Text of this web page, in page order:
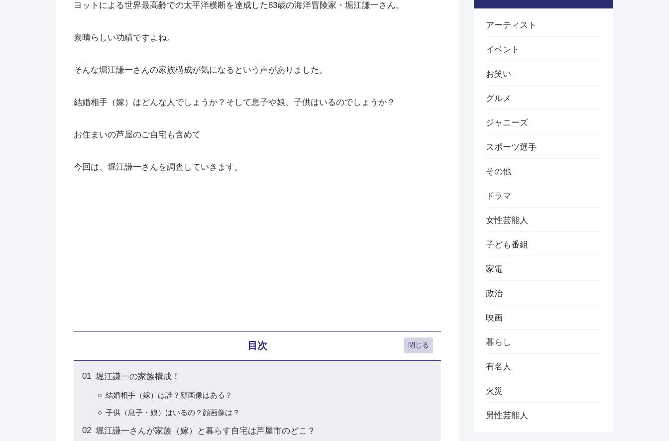
ヨットによる世界最高齢での太平洋横断を達成した83歳の海洋冒険家・堀江謙一さん。
素晴らしい功績ですよね。
そんな堀江謙一さんの家族構成が気になるという声がありました。
結婚相手（嫁）はどんな人でしょうか？そして息子や娘、子供はいるのでしょうか？
お住まいの芦屋のご自宅も含めて
今回は、堀江謙一さんを調査していきます。
目次
堀江謙一の家族構成！
結婚相手（嫁）は誰？顔画像はある？
子供（息子・娘）はいるの？顔画像は？
堀江謙一さんが家族（嫁）と暮らす自宅は芦屋市のどこ？
アーティスト
イベント
お笑い
グルメ
ジャニーズ
スポーツ選手
その他
ドラマ
女性芸能人
子ども番組
家電
政治
映画
暮らし
有名人
火災
男性芸能人